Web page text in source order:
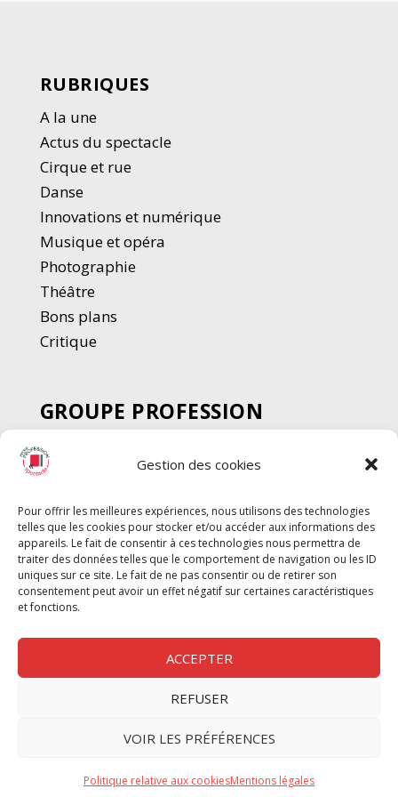
Gestion des cookies
Pour offrir les meilleures expériences, nous utilisons des technologies
telles que les cookies pour stocker et/ou accéder aux informations des
appareils. Le fait de consentir à ces technologies nous permettra de
traiter des données telles que le comportement de navigation ou les ID
uniques sur ce site. Le fait de ne pas consentir ou de retirer son
consentement peut avoir un effet négatif sur certaines caractéristiques
et fonctions.
ACCEPTER
REFUSER
VOIR LES PRÉFÉRENCES
Politique relative aux cookiesMentions légales
RUBRIQUES
A la une
Actus du spectacle
Cirque et rue
Danse
Innovations et numérique
Musique et opéra
Photographie
Théâtre
Bons plans
Critique
GROUPE PROFESSION
SPECTACLE
Chèque Intermittents
Chèque Compta
Chèque Emploi Spectacle
G-Pods
Profession Audio-visuel
Nous contacter